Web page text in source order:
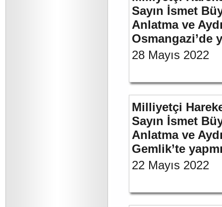
Sayın İsmet
Anlatma ve
Osmangazi’de
28 Mayıs 2022
Milliyetçi
Sayın İsmet
Anlatma ve
Gemlik’te
22 Mayıs 2022